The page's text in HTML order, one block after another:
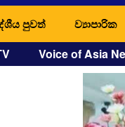
පුවත් ව්‍යාපාරික
Voice of Asia